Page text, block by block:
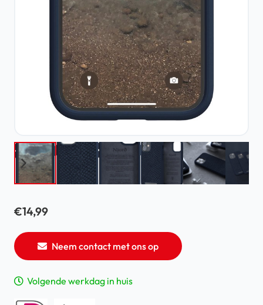
€14,99
Neem contact met ons op
Volgende werkdag in huis